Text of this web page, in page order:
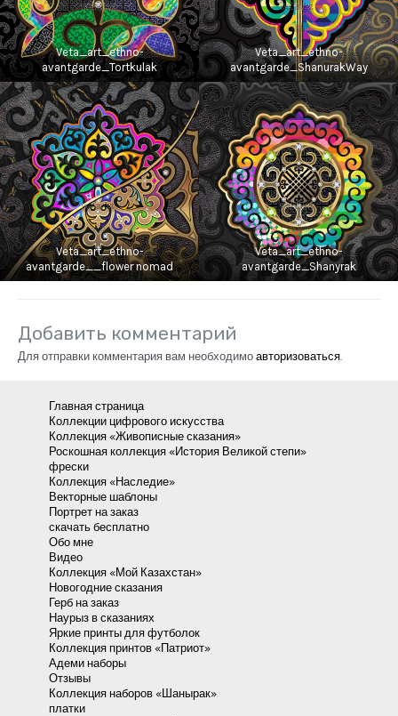
Veta_art_ethno-
avantgarde_Tortkulak
Veta_art_ethno-
avantgarde_ShanurakWay
Veta_art_ethno-
avantgarde__flower nomad
Veta_art_ethno-
avantgarde_Shanyrak
Добавить комментарий
Для отправки комментария вам необходимо авторизоваться
Главная страница
Коллекции цифрового искусства
Коллекция «Живописные сказания»
Роскошная коллекция «История Великой степи»
фрески
Коллекция «Наследие»
Векторные шаблоны
Портрет на заказ
скачать бесплатно
Обо мне
Видео
Коллекция «Мой Казахстан»
Новогодние сказания
Герб на заказ
Наурыз в сказаниях
Яркие принты для футболок
Коллекция принтов «Патриот»
Адеми наборы
Отзывы
Коллекция наборов «Шанырак»
платки